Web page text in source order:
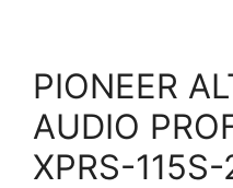
PIONEER
AUDIO
XPRS-115S-